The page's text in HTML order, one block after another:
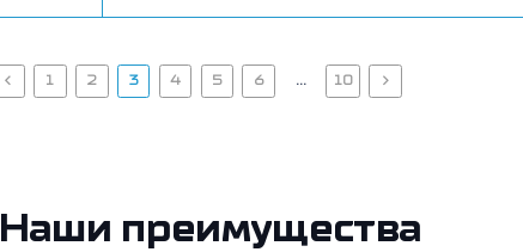
1 2 3 4 5 6 … 10
Наши преимущества